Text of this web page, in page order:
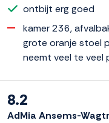
ontbijt erg goed
kamer 236,
grote oranje stoel
neemt veel te veel
8.2
AdMia Ansems-